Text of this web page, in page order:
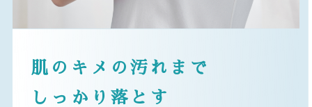
肌のキメの汚れまで
しっかり落とす